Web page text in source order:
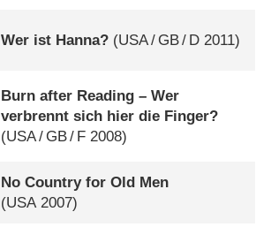
Wer ist Hanna? (USA/ GB/ D 2011)
Burn after Reading – Wer
verbrennt sich hier die Finger?
(USA/ GB/ F 2008)
No Country for Old Men
(USA2007)